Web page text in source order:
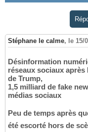
Stéphane le calme, le 15/
Désinformation
réseaux sociaux
de Trump,
1,5 milliard de fake
médias sociaux
Peu de temps après
été escorté hors de